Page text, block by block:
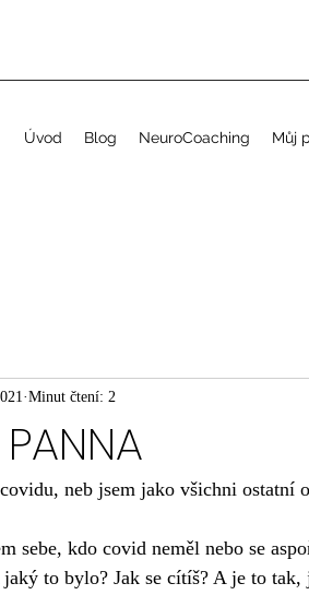
Úvod Blog NeuroCoaching Můj
Minut čtení: 2
neb jsem jako všichni ostatní
sebe, kdo covid neměl nebo se
to bylo? Jak se cítíš? A je to tak,